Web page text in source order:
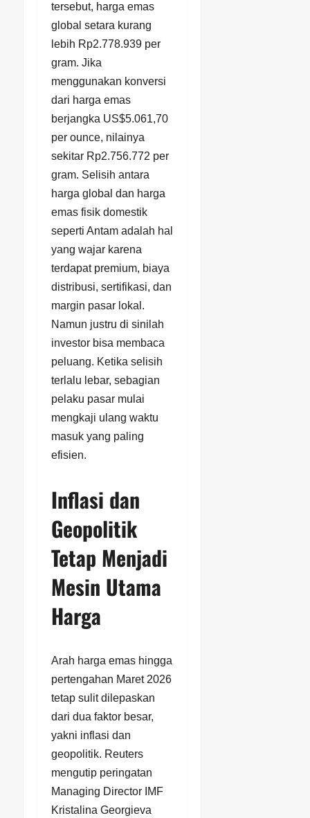
tersebut, harga emas
global setara kurang
lebih Rp2.778.939 per
gram. Jika
menggunakan konversi
dari harga emas
berjangka US$5.061,70
per ounce, nilainya
sekitar Rp2.756.772 per
gram. Selisih antara
harga global dan harga
emas fisik domestik
seperti Antam adalah hal
yang wajar karena
terdapat premium, biaya
distribusi, sertifikasi, dan
margin pasar lokal.
Namun justru di sinilah
investor bisa membaca
peluang. Ketika selisih
terlalu lebar, sebagian
pelaku pasar mulai
mengkaji ulang waktu
masuk yang paling
efisien.
Inflasi dan
Geopolitik
Tetap Menjadi
Mesin Utama
Harga
Arah harga emas hingga
pertengahan Maret 2026
tetap sulit dilepaskan
dari dua faktor besar,
yakni inflasi dan
geopolitik. Reuters
mengutip peringatan
Managing Director IMF
Kristalina Georgieva